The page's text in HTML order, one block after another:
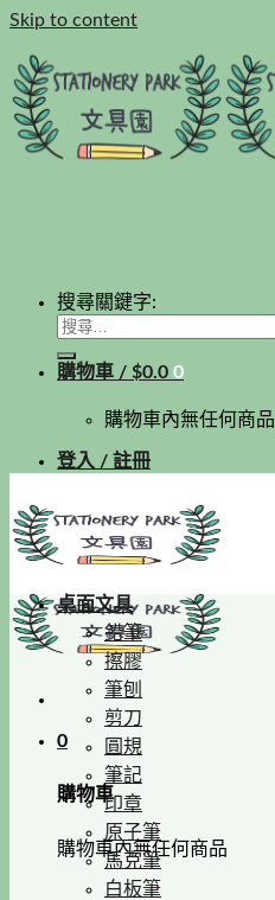
Skip to content
搜尋關鍵字:
購物車 / $0.0 0
購物車內無任何商品
登入 / 註冊
0
購物車
購物車內無任何商品
桌面文具
鉛筆
擦膠
筆刨
剪刀
圓規
筆記
印章
原子筆
馬克筆
白板筆